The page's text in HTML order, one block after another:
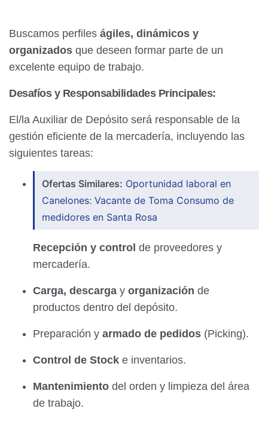
Buscamos perfiles ágiles, dinámicos y
organizados que deseen formar parte de un
excelente equipo de trabajo.
Desafíos y Responsabilidades Principales:
El/la Auxiliar de Depósito será responsable de la
gestión eficiente de la mercadería, incluyendo las
siguientes tareas:
Ofertas Similares: Oportunidad laboral en
Canelones: Vacante de Toma Consumo de
medidores en Santa Rosa
Recepción y control de proveedores y
mercadería.
Carga, descarga y organización de
productos dentro del depósito.
Preparación y armado de pedidos (Picking).
Control de Stock e inventarios.
Mantenimiento del orden y limpieza del área
de trabajo.